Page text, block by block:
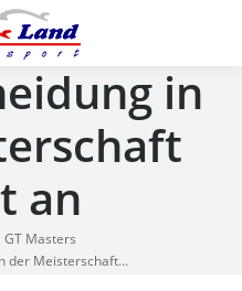
in
an
GT Masters
der Meisterschaft…